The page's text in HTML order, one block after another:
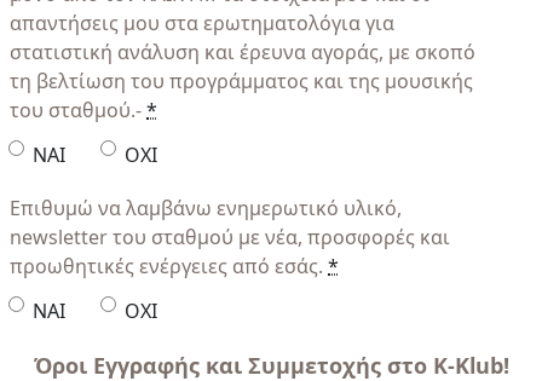
απαντήσεις μου στα ερωτηματολόγια για
στατιστική ανάλυση και έρευνα αγοράς, με σκοπό
τη βελτίωση του προγράμματος και της μουσικής
του σταθμού.-*
ΝΑΙ
ΟΧΙ
Επιθυμώ να λαμβάνω ενημερωτικό υλικό,
newsletter του σταθμού με νέα, προσφορές και
προωθητικές ενέργειες από εσάς. *
NAI
OXI
Όροι Εγγραφής και Συμμετοχής στο K-Klub!